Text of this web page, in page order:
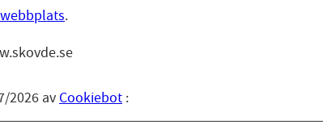
.
2026 av Cookiebot :